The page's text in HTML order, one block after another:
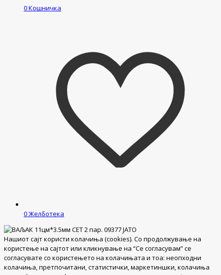
0Кошничка
0Желботека
Нашиот сајт користи колачиња (cookies). Со продолжување на
користење на сајтот или кликнување на “Се согласувам” се
согласувате со користењето на колачињата и тоа: неопходни
колачиња, претпочитани, статистички, маркетиншки, колачиња